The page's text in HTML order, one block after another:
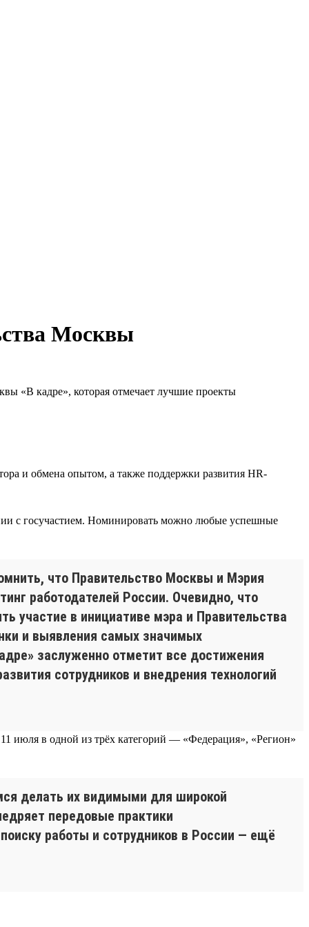
Москвы
«В кадре», которая отмечает лучшие проекты
и обмена опытом, а также поддержки развития HR-
с госучастием. Номинировать можно любые успешные
что Правительство Москвы и Мэрия
работодателей России. Очевидно, что
участие в инициативе мэра и Правительства
и выявления самых значимых
заслуженно отметит все достижения
сотрудников и внедрения технологий
июля в одной из трёх категорий — «Федерация», «Регион»
делать их видимыми для широкой
передовые практики
работы и сотрудников в России — ещё